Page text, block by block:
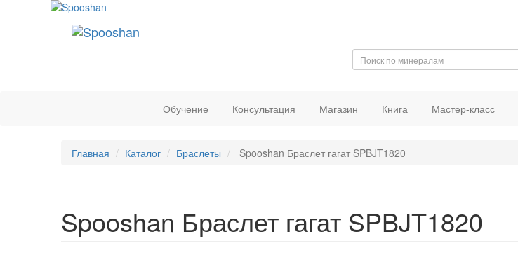
Обучение Консультация Магазин Книга Мастер-класс
Главная Каталог Браслеты Spooshan Браслет гагат SPBJT1820
Spooshan Браслет гагат SPBJT1820